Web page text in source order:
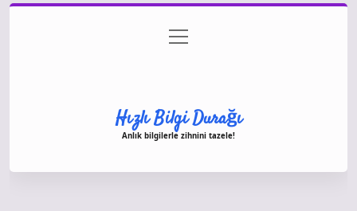
Gizlilik Politikası
menüyü
aç
Hızlı Bilgi Durağı
Anlık bilgilerle zihnini tazele!